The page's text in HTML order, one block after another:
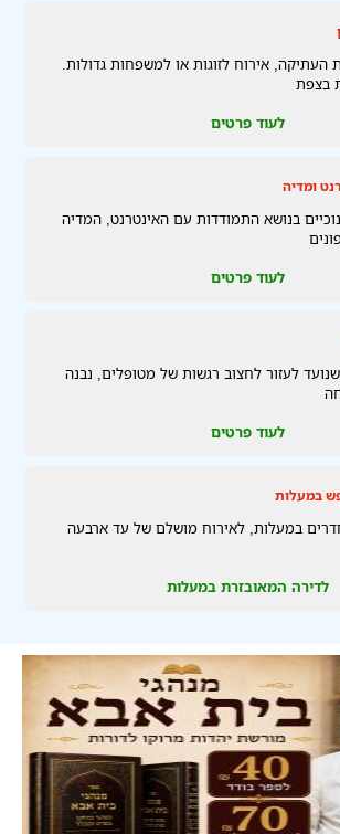
העתיקה, אירוח לזוגות או למשפחות גדולות.
בצפת
לעוד פרטים
ומדיה
בנושא התמודדות עם האינטרנט, המדיה
לעוד פרטים
לעזור לחצוב רגשות של מטופלים, נבנה
לעוד פרטים
במעלות
במעלות, לאירוח מושלם של עד ארבעה
לדירה המאובזרת במעלות